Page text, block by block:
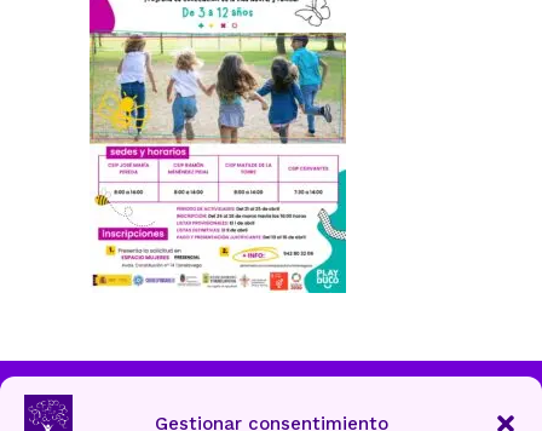
Gestionar consentimiento
Ayuntamiento de Torrelavega